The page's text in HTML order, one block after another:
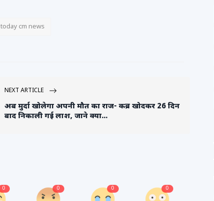
today cm news
NEXT ARTICLE
अब मुर्दा खोलेगा अपनी मौत का राज- कब्र खोदकर 26 दिन
बाद निकाली गई लाश, जाने क्या...
0 0 0 0